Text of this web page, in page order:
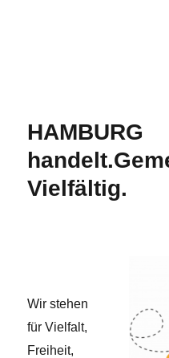
HAMBURG
handelt.
Vielfältig.
Wir stehen
für Vielfalt,
Freiheit,